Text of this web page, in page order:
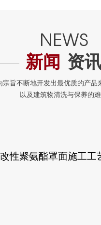
新闻 资
改性聚氨酯罩面施工工